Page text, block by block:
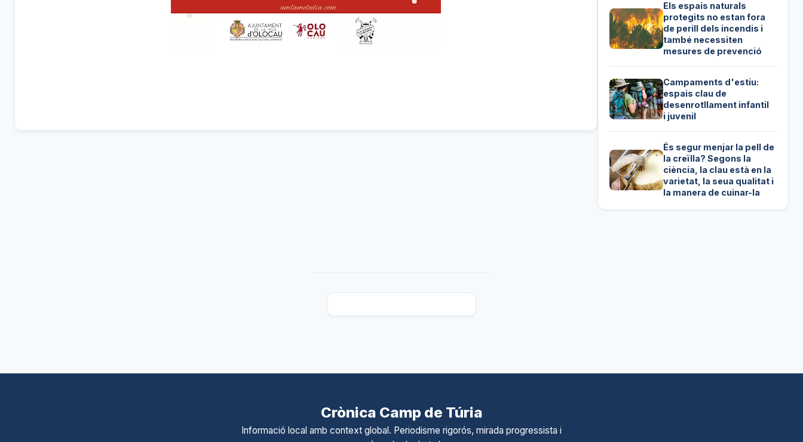
Els espais naturals
protegits no estan fora
de perill dels incendis i
també necessiten
mesures de prevenció
Campaments d'estiu:
espais clau de
desenrotllament infantil
i juvenil
És segur menjar la pell de
la creïlla? Segons la
ciència, la clau està en la
varietat, la seua qualitat i
la manera de cuinar-la
Crònica Camp de Túria
Informació local amb context global. Periodisme rigorós, mirada progressista i